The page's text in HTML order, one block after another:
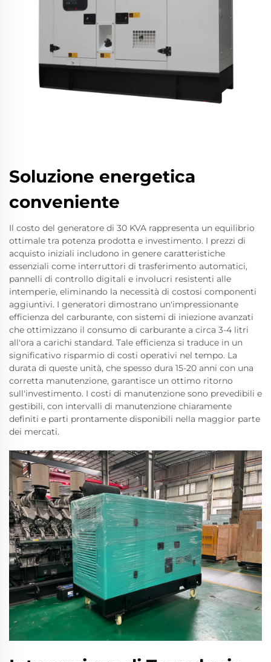
Soluzione energetica
conveniente
Il costo del generatore di 30 KVA rappresenta un equilibrio
ottimale tra potenza prodotta e investimento. I prezzi di
acquisto iniziali includono in genere caratteristiche
essenziali come interruttori di trasferimento automatici,
pannelli di controllo digitali e involucri resistenti alle
intemperie, eliminando la necessità di costosi componenti
aggiuntivi. I generatori dimostrano un'impressionante
efficienza del carburante, con sistemi di iniezione avanzati
che ottimizzano il consumo di carburante a circa 3-4 litri
all'ora a carichi standard. Tale efficienza si traduce in un
significativo risparmio di costi operativi nel tempo. La
durata di queste unità, che spesso dura 15-20 anni con una
corretta manutenzione, garantisce un ottimo ritorno
sull'investimento. I costi di manutenzione sono prevedibili e
gestibili, con intervalli di manutenzione chiaramente
definiti e parti prontamente disponibili nella maggior parte
dei mercati.